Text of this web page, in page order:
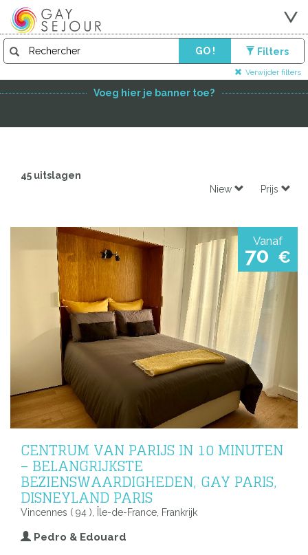
GO ! Filters
Verwijder filters
Voeg hier je banner toe?
45 uitslagen
Niew
Prijs
Vanaf
70 €
CENTRUM VAN PARIJS IN 10 MINUTEN
– BELANGRIJKSTE
BEZIENSWAARDIGHEDEN, GAY PARIS,
DISNEYLAND PARIS
Vincennes ( 94 ), Île-de-France, Frankrijk
Pedro & Edouard